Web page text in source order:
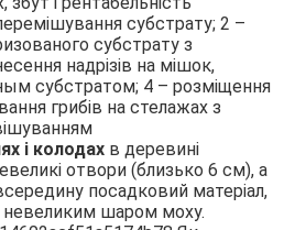
субстрату; 2 –
субстрату з
надрізів на мішок,
субстратом; 4 – розміщення
грибів на стелажах з
і колодах в деревині
отвори (близько 6 см), а
посадковий матеріал,
шаром моху.